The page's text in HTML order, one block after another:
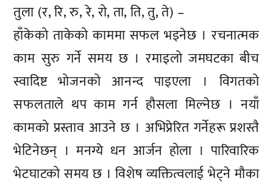
तुला (र, रि, रु, रे, रो, ता, ति, तु, ते) –
हाँकेको ताकेको काममा सफल भइनेछ । रचनात्मक
काम सुरु गर्ने समय छ । रमाइलो जमघटका बीच
स्वादिष्ट भोजनको आनन्द पाइएला । विगतको
सफलताले थप काम गर्न हौसला मिल्नेछ । नयाँ
कामको प्रस्ताव आउने छ । अभिप्रेरित गर्नेहरू प्रशस्तै
भेटिनेछन् । मनग्ये धन आर्जन होला । पारिवारिक
भेटघाटको समय छ । विशेष व्यक्तित्वलाई भेट्ने मौका